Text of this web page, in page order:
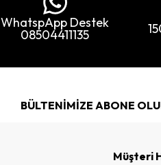
WhatspApp Destek
08504411135
BÜLTENİMİZE ABONE
Müşteri